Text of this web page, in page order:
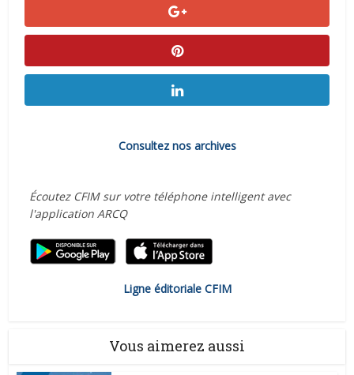
Consultez nos archives
Écoutez CFIM sur votre téléphone intelligent avec
l'application ARCQ
Ligne éditoriale CFIM
Vous aimerez aussi